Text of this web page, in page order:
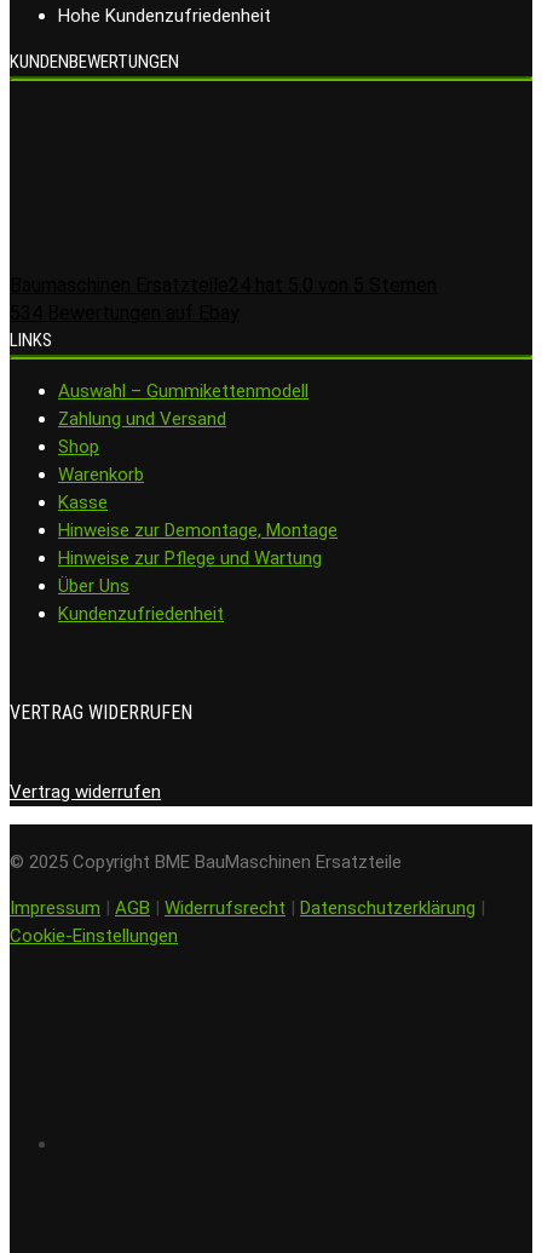
Hohe Kundenzufriedenheit
KUNDENBEWERTUNGEN
LINKS
Auswahl – Gummikettenmodell
Zahlung und Versand
Shop
Warenkorb
Kasse
Hinweise zur Demontage, Montage
Hinweise zur Pflege und Wartung
Über Uns
Kundenzufriedenheit
VERTRAG WIDERRUFEN
Vertrag widerrufen
© 2025 Copyright BME BauMaschinen Ersatzteile
Impressum | AGB | Widerrufsrecht | Datenschutzerklärung |
Cookie-Einstellungen